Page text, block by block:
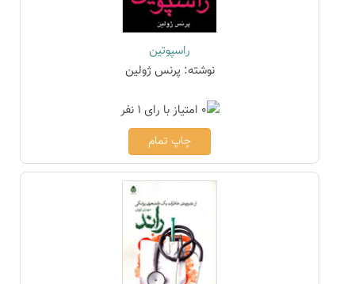
راسپوتین
نوشته: پرنس ژولین
چاپ تمام